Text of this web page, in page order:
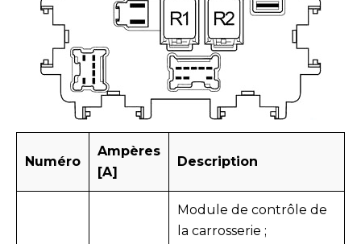
Numéro
Ampères
[A]
Description
Module de contrôle de
la carrosserie ;